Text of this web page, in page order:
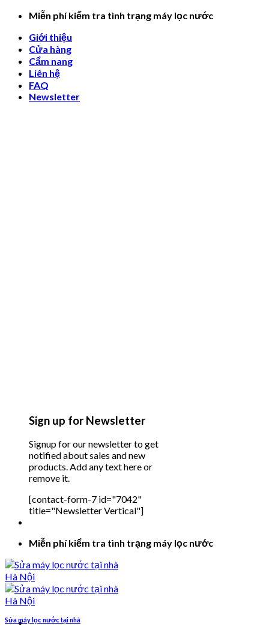
Skip
content
Miễn phí kiểm tra tình trạng máy lọc nước
Giới thiệu
Cửa hàng
Cẩm nang
Liên hệ
FAQ
Newsletter
Sign up for Newsletter
Signup for our newsletter to get
notified about sales and new
products. Add any text here or
remove it.
[contact-form-7 id="7042"
title="Newsletter Vertical"]
Miễn phí kiểm tra tình trạng máy lọc nước
Sửa máy lọc nước tại nhà